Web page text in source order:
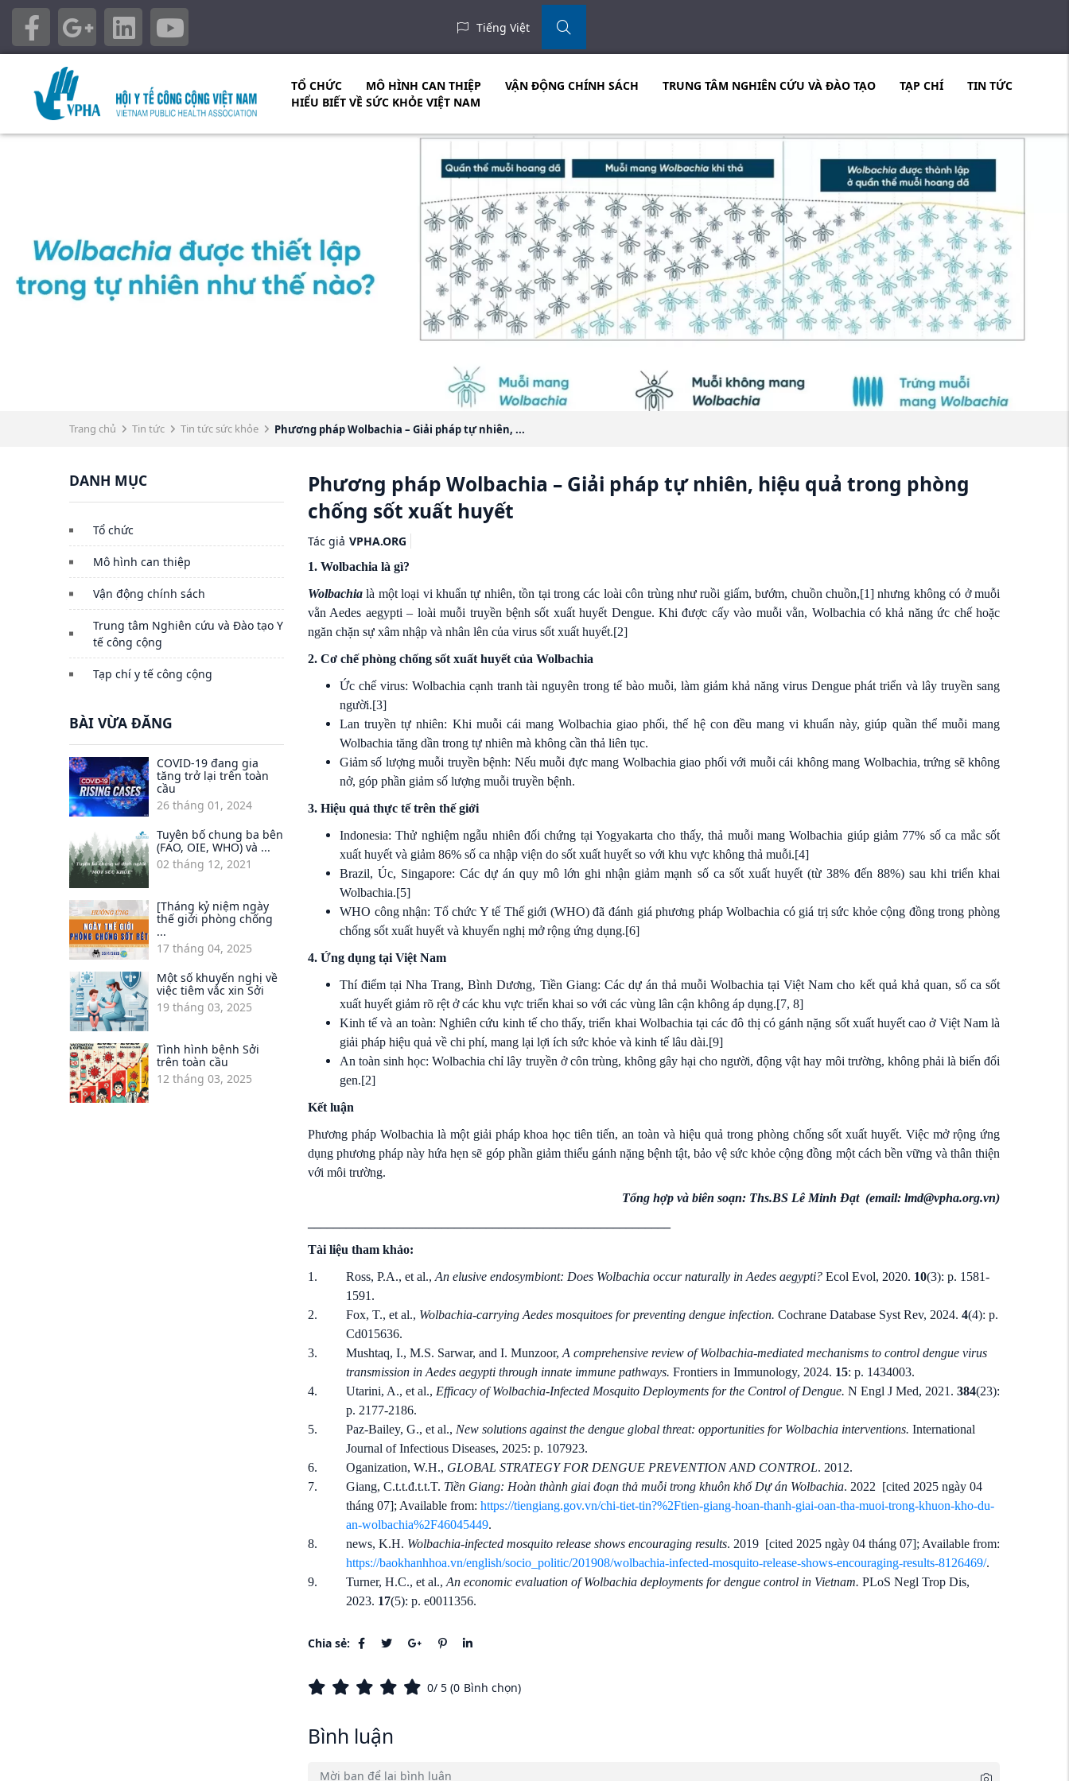
Tiếng Việt
TỔ CHỨC MÔ HÌNH CAN THIỆP VẬN ĐỘNG CHÍNH SÁCH TRUNG TÂM NGHIÊN CỨU VÀ ĐÀO TẠO TẠP CHÍ
TIN TỨC
HIỂU BIẾT VỀ SỨC KHỎE VIỆT NAM
Trang chủ Tin tức Tin tức sức khỏe Phương pháp Wolbachia – Giải pháp tự nhiên, ...
DANH MỤC
Tổ chức
Mô hình can thiệp
Vận động chính sách
Trung tâm Nghiên cứu và Đào tạo Y
tế công cộng
Tạp chí y tế công cộng
BÀI VỪA ĐĂNG
COVID-19 đang gia
tăng trở lại trên toàn
cầu
26 tháng 01, 2024
Tuyên bố chung ba bên
(FAO, OIE, WHO) và ...
02 tháng 12, 2021
[Tháng kỷ niệm ngày
thế giới phòng chống
...
17 tháng 04, 2025
Một số khuyến nghị về
việc tiêm vắc xin Sởi
19 tháng 03, 2025
Tình hình bệnh Sởi
trên toàn cầu
12 tháng 03, 2025
Phương pháp Wolbachia – Giải pháp tự nhiên, hiệu quả trong phòng
chống sốt xuất huyết
Tác giả VPHA.ORG
1. Wolbachia là gì?
Wolbachia là một loại vi khuẩn tự nhiên, tồn tại trong các loài côn trùng như ruồi giấm, bướm, chuồn chuồn,[1] nhưng không có ở muỗi
vằn Aedes aegypti – loài muỗi truyền bệnh sốt xuất huyết Dengue. Khi được cấy vào muỗi vằn, Wolbachia có khả năng ức chế hoặc
ngăn chặn sự xâm nhập và nhân lên của virus sốt xuất huyết.[2]
2. Cơ chế phòng chống sốt xuất huyết của Wolbachia
Ức chế virus: Wolbachia cạnh tranh tài nguyên trong tế bào muỗi, làm giảm khả năng virus Dengue phát triển và lây truyền sang
người.[3]
Lan truyền tự nhiên: Khi muỗi cái mang Wolbachia giao phối, thế hệ con đều mang vi khuẩn này, giúp quần thể muỗi mang
Wolbachia tăng dần trong tự nhiên mà không cần thả liên tục.
Giảm số lượng muỗi truyền bệnh: Nếu muỗi đực mang Wolbachia giao phối với muỗi cái không mang Wolbachia, trứng sẽ không
nở, góp phần giảm số lượng muỗi truyền bệnh.
3. Hiệu quả thực tế trên thế giới
Indonesia: Thử nghiệm ngẫu nhiên đối chứng tại Yogyakarta cho thấy, thả muỗi mang Wolbachia giúp giảm 77% số ca mắc sốt
xuất huyết và giảm 86% số ca nhập viện do sốt xuất huyết so với khu vực không thả muỗi.[4]
Brazil, Úc, Singapore: Các dự án quy mô lớn ghi nhận giảm mạnh số ca sốt xuất huyết (từ 38% đến 88%) sau khi triển khai
Wolbachia.[5]
WHO công nhận: Tổ chức Y tế Thế giới (WHO) đã đánh giá phương pháp Wolbachia có giá trị sức khỏe cộng đồng trong phòng
chống sốt xuất huyết và khuyến nghị mở rộng ứng dụng.[6]
4. Ứng dụng tại Việt Nam
Thí điểm tại Nha Trang, Bình Dương, Tiền Giang: Các dự án thả muỗi Wolbachia tại Việt Nam cho kết quả khả quan, số ca sốt
xuất huyết giảm rõ rệt ở các khu vực triển khai so với các vùng lân cận không áp dụng.[7, 8]
Kinh tế và an toàn: Nghiên cứu kinh tế cho thấy, triển khai Wolbachia tại các đô thị có gánh nặng sốt xuất huyết cao ở Việt Nam là
giải pháp hiệu quả về chi phí, mang lại lợi ích sức khỏe và kinh tế lâu dài.[9]
An toàn sinh học: Wolbachia chỉ lây truyền ở côn trùng, không gây hại cho người, động vật hay môi trường, không phải là biến đổi
gen.[2]
Kết luận
Phương pháp Wolbachia là một giải pháp khoa học tiên tiến, an toàn và hiệu quả trong phòng chống sốt xuất huyết. Việc mở rộng ứng
dụng phương pháp này hứa hẹn sẽ góp phần giảm thiểu gánh nặng bệnh tật, bảo vệ sức khỏe cộng đồng một cách bền vững và thân thiện
với môi trường.
Tổng hợp và biên soạn: Ths.BS Lê Minh Đạt (email: lmd@vpha.org.vn)
Tài liệu tham khảo:
1.
Ross, P.A., et al.,An elusive endosymbiont: Does Wolbachia occur naturally in Aedes aegypti? Ecol Evol, 2020. 10(3): p. 1581-
1591.
2.
Fox, T., et al., Wolbachia-carrying Aedes mosquitoes for preventing dengue infection. Cochrane Database Syst Rev, 2024. 4(4): p.
Cd015636.
3.
Mushtaq, I., M.S. Sarwar, and I. Munzoor,A comprehensive review of Wolbachia-mediated mechanisms to control dengue virus
transmission in Aedes aegypti through innate immune pathways. Frontiers in Immunology, 2024. 15: p. 1434003.
4.
Utarini, A., et al., Efficacy of Wolbachia-Infected Mosquito Deployments for the Control of Dengue. N Engl J Med, 2021. 384(23):
p. 2177-2186.
5.
Paz-Bailey, G., et al., New solutions against the dengue global threat: opportunities for Wolbachia interventions. International
Journal of Infectious Diseases, 2025: p. 107923.
6.
Oganization, W.H., GLOBAL STRATEGY FOR DENGUE PREVENTION AND CONTROL. 2012.
7.
Giang, C.t.t.đ.t.t.T. Tiền Giang: Hoàn thành giai đoạn thả muỗi trong khuôn khổ Dự án Wolbachia. 2022 [cited 2025 ngày 04
tháng 07]; Available from: https://tiengiang.gov.vn/chi-tiet-tin?%2Ftien-giang-hoan-thanh-giai-oan-tha-muoi-trong-khuon-kho-du-
an-wolbachia%2F46045449.
8.
news, K.H. Wolbachia-infected mosquito release shows encouraging results. 2019 [cited 2025 ngày 04 tháng 07]; Available from:
https://baokhanhhoa.vn/english/socio_politic/201908/wolbachia-infected-mosquito-release-shows-encouraging-results-8126469/.
9.
Turner, H.C., et al.,An economic evaluation of Wolbachia deployments for dengue control in Vietnam. PLoS Negl Trop Dis,
2023. 17(5): p. e0011356.
Chia sẻ:
0/ 5 (0 Bình chọn)
Bình luận